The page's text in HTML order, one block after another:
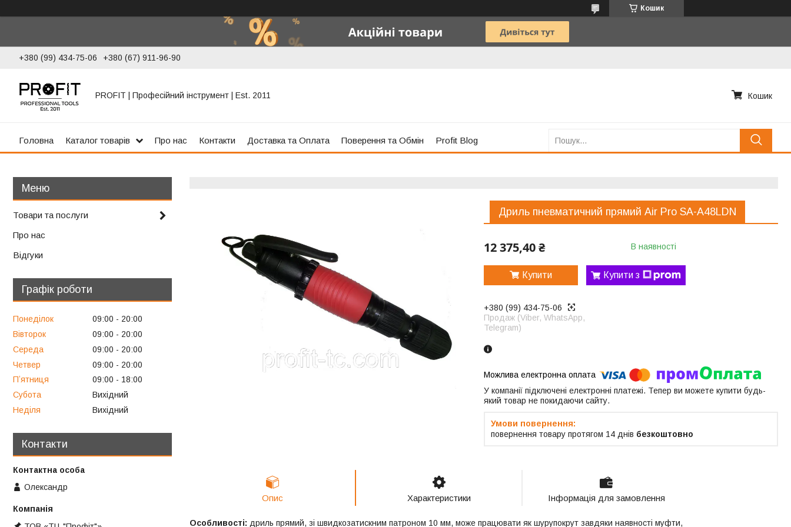
Кошик
+380 (99) 434-75-06 +380 (67) 911-96-90
PROFIT | Професійний інструмент | Est. 2011 Кошик
Головна Каталог товарів Про нас Контакти Доставка та Оплата Поверення та Обмін Profit Blog
Дриль пневматичний прямий Air Pro SA-A48LDN
12 375,40 ₴ В наявності
Купити Купити з
+380 (99) 434-75-06
Продаж (Viber, WhatsApp,
Telegram)
У компанії підключені електронні платежі. Тепер ви можете купити будь-
який товар не покидаючи сайту.
повернення товару протягом 14 днів безкоштовно
Опис Характеристики Інформація для замовлення
Особливості: дриль прямий, зі швидкозатискним патроном 10 мм, може працювати як шурупокрут завдяки наявності муфти,
Товари та послуги
Про нас
Відгуки
Графік роботи
Понеділок 09:00
20:00
Вівторок
09:00
20:00
Середа
09:00
20:00
Четвер
09:00
20:00
Пʼятниця
09:00
18:00
Субота
Вихідний
Неділя
Вихідний
Контакти
Олександр